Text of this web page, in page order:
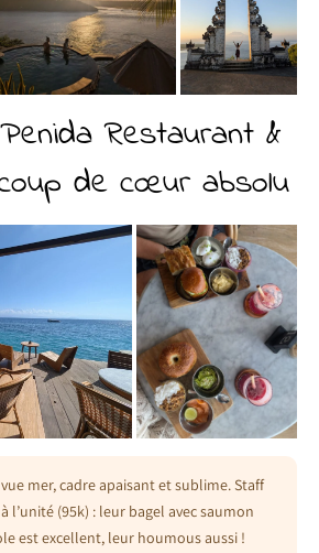
Restaurant &
de cœur absolu
mer, cadre apaisant et sublime. Staff
l’unité (95k) : leur bagel avec saumon
est excellent, leur houmous aussi !